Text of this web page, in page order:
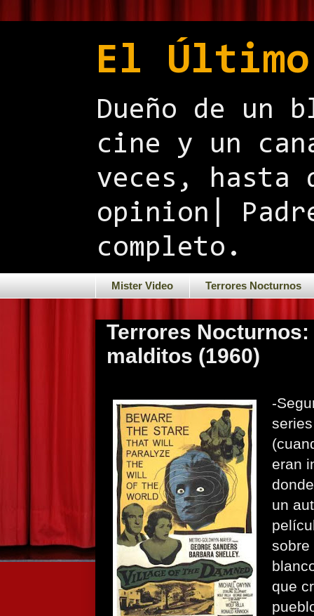
El
Dueño de un
cine y un
veces, hasta
opinion|
completo.
Mister Video Terrores Nocturnos
Terrores
malditos (1960)
-
eran
un
sobre
que